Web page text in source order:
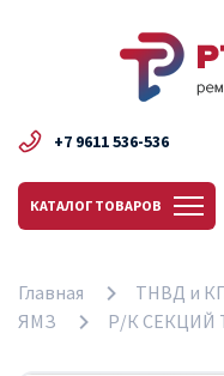
+7 9611 536-536
КАТАЛОГ ТОВАРОВ
Главная ТНВД и
ЯМЗ
Р/К СЕКЦИЙ